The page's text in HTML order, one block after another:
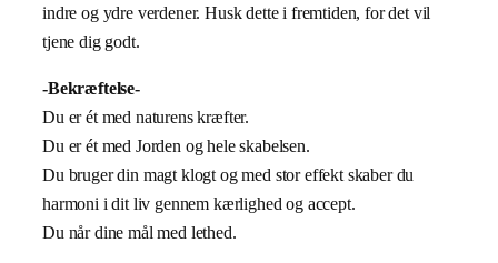
indre og ydre verdener. Husk dette i fremtiden, for det vil
tjene dig godt.
-Bekræftelse-
Du er ét med naturens kræfter.
Du er ét med Jorden og hele skabelsen.
Du bruger din magt klogt og med stor effekt skaber du
harmoni i dit liv gennem kærlighed og accept.
Du når dine mål med lethed.